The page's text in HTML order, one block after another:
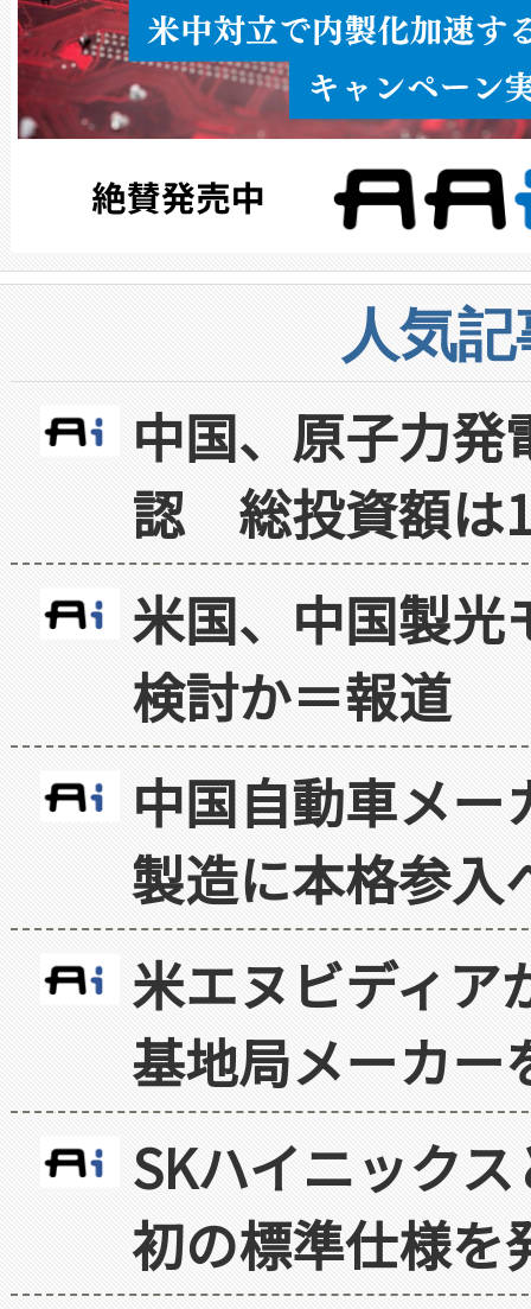
人気
中国、原子力
認 総投資額は
米国、中国製光
検討か＝報道
中国自動車メ
製造に本格参入
米エヌビディア
基地局メーカー
SKハイニック
初の標準仕様を